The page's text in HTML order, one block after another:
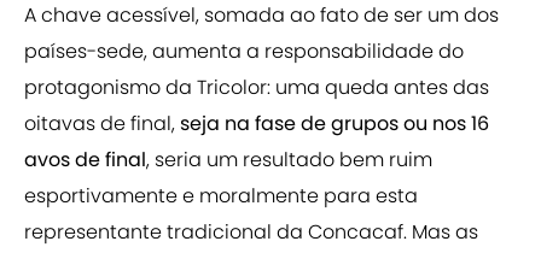
A chave acessível, somada ao fato de ser um dos
países-sede, aumenta a responsabilidade do
protagonismo da Tricolor: uma queda antes das
oitavas de final,seja na fase de grupos ou nos 16
avos de final, seria um resultado bem ruim
esportivamente e moralmente para esta
representante tradicional da Concacaf. Mas as